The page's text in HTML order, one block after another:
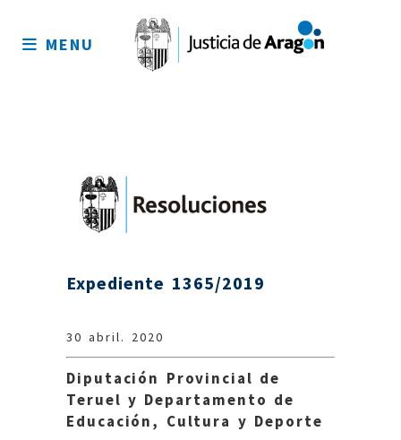
sitio
MENU
Expediente 1365/2019
30 abril. 2020
Diputación Provincial de
Teruel y Departamento de
Educación, Cultura y Deporte